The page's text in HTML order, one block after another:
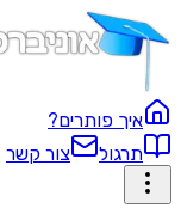
איך פותרים?
תרגול
צור קשר